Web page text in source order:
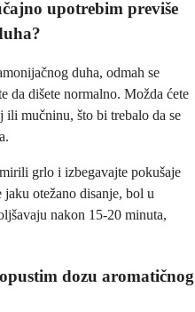
upotrebim previše
duha, odmah se
da dišete normalno. Možda ćete
mučninu, što bi trebalo da se
grlo i izbegavajte pokušaje
otežano disanje, bol u
nakon 15-20 minuta,
dozu aromatičnog